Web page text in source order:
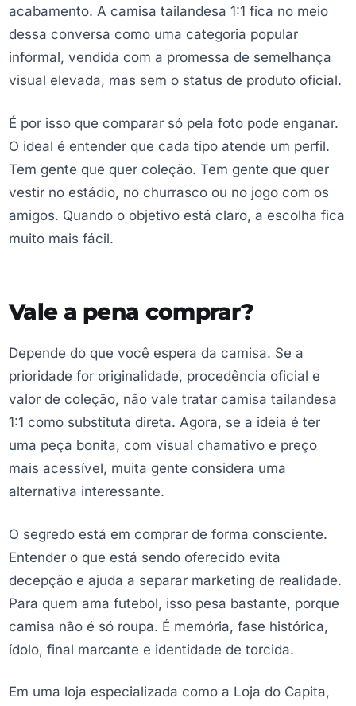
acabamento. A camisa tailandesa 1:1 fica no meio
dessa conversa como uma categoria popular
informal, vendida com a promessa de semelhança
visual elevada, mas sem o status de produto oficial.
É por isso que comparar só pela foto pode enganar.
O ideal é entender que cada tipo atende um perfil.
Tem gente que quer coleção. Tem gente que quer
vestir no estádio, no churrasco ou no jogo com os
amigos. Quando o objetivo está claro, a escolha fica
muito mais fácil.
Vale a pena comprar?
Depende do que você espera da camisa. Se a
prioridade for originalidade, procedência oficial e
valor de coleção, não vale tratar camisa tailandesa
1:1 como substituta direta. Agora, se a ideia é ter
uma peça bonita, com visual chamativo e preço
mais acessível, muita gente considera uma
alternativa interessante.
O segredo está em comprar de forma consciente.
Entender o que está sendo oferecido evita
decepção e ajuda a separar marketing de realidade.
Para quem ama futebol, isso pesa bastante, porque
camisa não é só roupa. É memória, fase histórica,
ídolo, final marcante e identidade de torcida.
Em uma loja especializada como a Loja do Capita,